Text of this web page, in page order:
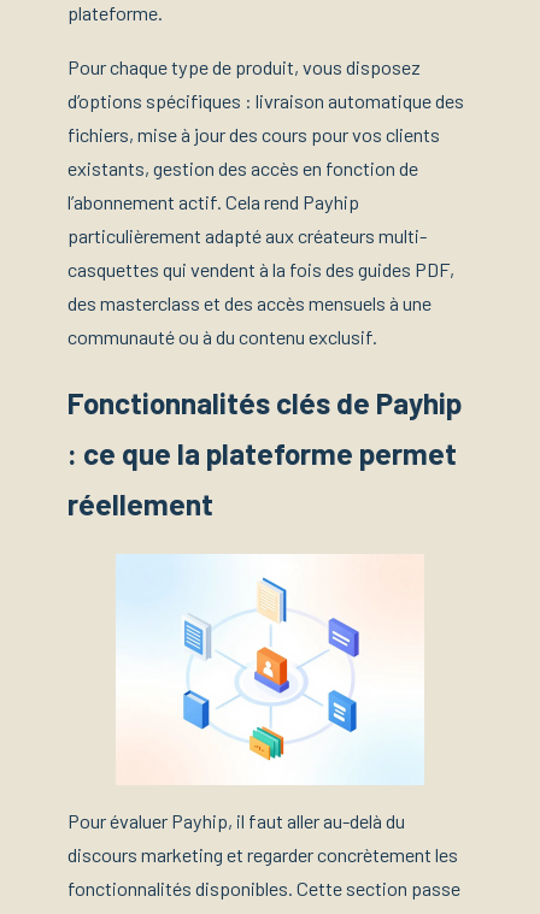
plateforme.
Pour chaque type de produit, vous disposez
d’options spécifiques : livraison automatique des
fichiers, mise à jour des cours pour vos clients
existants, gestion des accès en fonction de
l’abonnement actif. Cela rend Payhip
particulièrement adapté aux créateurs multi-
casquettes qui vendent à la fois des guides PDF,
des masterclass et des accès mensuels à une
communauté ou à du contenu exclusif.
Fonctionnalités clés de Payhip
: ce que la plateforme permet
réellement
Pour évaluer Payhip, il faut aller au-delà du
discours marketing et regarder concrètement les
fonctionnalités disponibles. Cette section passe